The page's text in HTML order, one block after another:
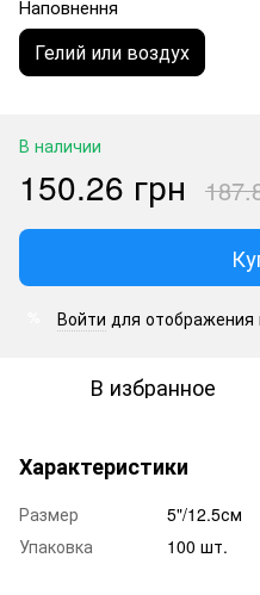
Наповнення
Гелий или воздух
В наличии
150.26 грн
Войти для отображения
В избранное
Характеристики
Размер
5"/12.5см
Упаковка
100 шт.